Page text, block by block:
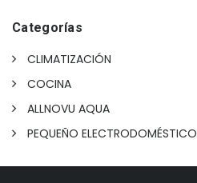
Categorías
CLIMATIZACIÓN
COCINA
ALLNOVU AQUA
PEQUEÑO ELECTRODOMÉSTICO